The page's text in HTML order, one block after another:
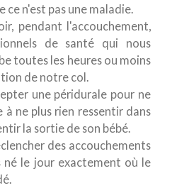
ce n'est pas une maladie.
pendant l'accouchement,
de santé qui nous
toutes les heures ou moins
de notre col.
une péridurale pour ne
ne plus rien ressentir dans
la sortie de son bébé.
des accouchements
né le jour exactement où le